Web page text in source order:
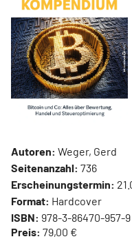
Autoren: Weger, Gerd
Seitenanzahl: 736
Erscheinungstermin:
Format: Hardcover
ISBN: 978-3-86470-957-9
Preis: 79,00 €